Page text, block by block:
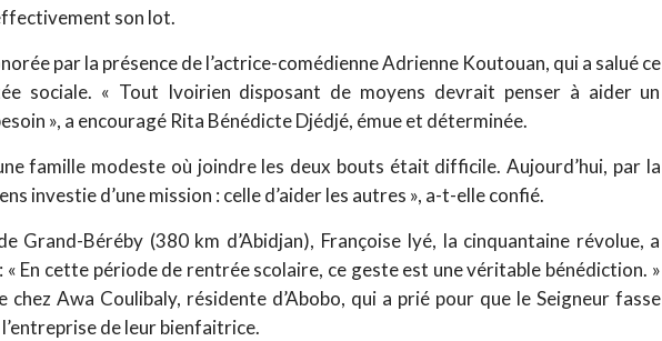
son lot.
par la présence de l’actrice-comédienne Adrienne Koutouan, qui a salué ce
sociale. « Tout Ivoirien disposant de moyens devrait penser à aider un
», a encouragé Rita Bénédicte Djédjé, émue et déterminée.
famille modeste où joindre les deux bouts était difficile. Aujourd’hui, par la
investie d’une mission : celle d’aider les autres », a-t-elle confié.
Grand-Béréby (380 km d’Abidjan), Françoise Iyé, la cinquantaine révolue, a
En cette période de rentrée scolaire, ce geste est une véritable bénédiction. »
chez Awa Coulibaly, résidente d’Abobo, qui a prié pour que le Seigneur fasse
de leur bienfaitrice.